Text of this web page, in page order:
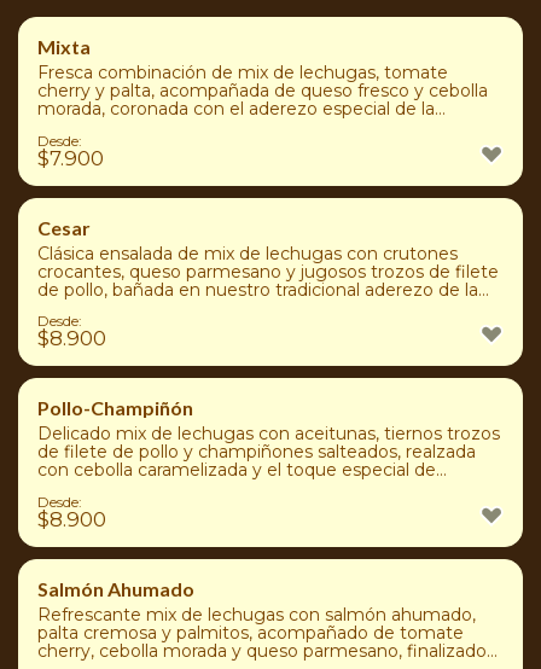
Mixta
Fresca combinación de mix de lechugas, tomate
cherry y palta, acompañada de queso fresco y cebolla
morada, coronada con el aderezo especial de la
Desde:
$7.900
Cesar
Clásica ensalada de mix de lechugas con crutones
crocantes, queso parmesano y jugosos trozos de filete
de pollo, bañada en nuestro tradicional aderezo de la
Desde:
$8.900
Pollo-Champiñón
Delicado mix de lechugas con aceitunas, tiernos trozos
de filete de pollo y champiñones salteados, realzada
con cebolla caramelizada y el toque especial de
Desde:
$8.900
Salmón Ahumado
Refrescante mix de lechugas con salmón ahumado,
palta cremosa y palmitos, acompañado de tomate
cherry, cebolla morada y queso parmesano, finalizado